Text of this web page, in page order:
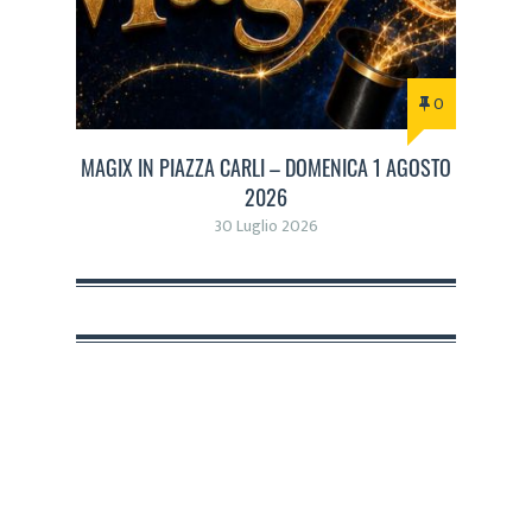
0
MAGIX IN PIAZZA CARLI – DOMENICA 1 AGOSTO
2026
30 Luglio 2026